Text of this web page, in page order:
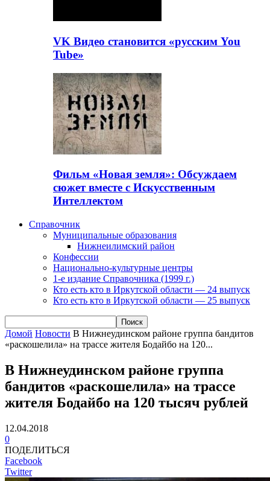
VK Видео становится «русским You
Tube»
Фильм «Новая земля»: Обсуждаем
сюжет вместе с Искусственным
Интеллектом
Справочник
Муниципальные образования
Нижнеилимский район
Конфессии
Национально-культурные центры
1-е издание Справочника (1999 г.)
Кто есть кто в Иркутской области — 24 выпуск
Кто есть кто в Иркутской области — 25 выпуск
Домой Новости В Нижнеудинском районе группа бандитов
«раскошелила» на трассе жителя Бодайбо на 120...
В Нижнеудинском районе группа
бандитов «раскошелила» на трассе
жителя Бодайбо на 120 тысяч рублей
12.04.2018
0
ПОДЕЛИТЬСЯ
Facebook
Twitter